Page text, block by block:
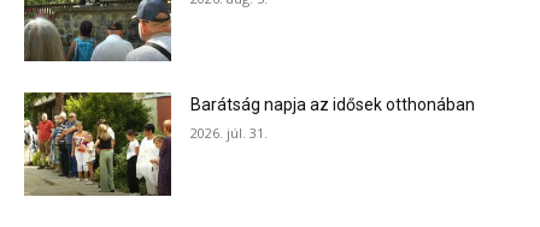
Barátság napja az idősek otthonában
2026. júl. 31.